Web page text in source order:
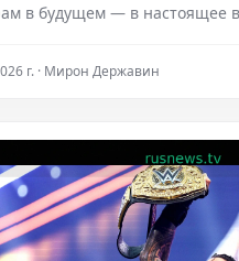
в будущем — в настоящее
бывшего губернатора
г. · Мирон Державин